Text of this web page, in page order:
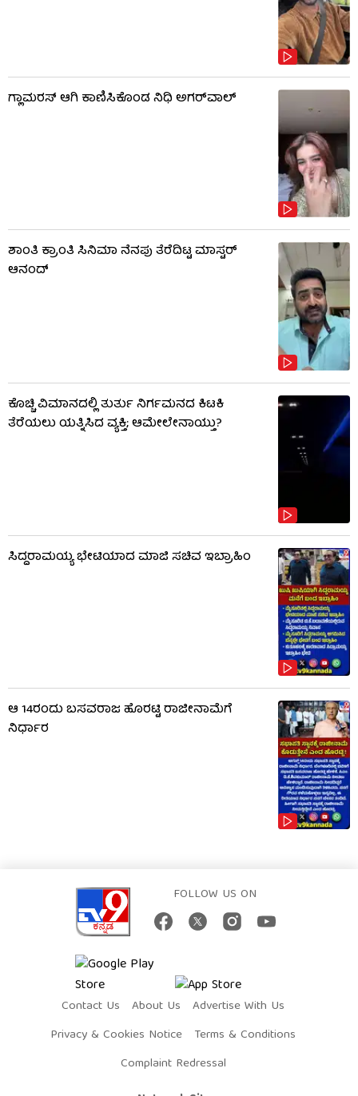
ಗ್ಲಾಮರಸ್ ಆಗಿ ಕಾಣಿಸಿಕೊಂಡ ನಿಧಿ ಅಗರ್​​ವಾಲ್
ಶಾಂತಿ ಕ್ರಾಂತಿ ಸಿನಿಮಾ ನೆನಪು ತೆರೆದಿಟ್ಟ ಮಾಸ್ಟರ್
ಆನಂದ್
ಕೊಚ್ಚಿ ವಿಮಾನದಲ್ಲಿ ತುರ್ತು ನಿರ್ಗಮನದ ಕಿಟಕಿ
ತೆರೆಯಲು ಯತ್ನಿಸಿದ ವ್ಯಕ್ತಿ; ಆಮೇಲೇನಾಯ್ತು?
ಸಿದ್ದರಾಮಯ್ಯ ಭೇಟಿಯಾದ ಮಾಜಿ ಸಚಿವ ಇಬ್ರಾಹಿಂ
ಆ 14ರಂದು ಬಸವರಾಜ ಹೊರಟ್ಟಿ ರಾಜೀನಾಮೆಗೆ
ನಿರ್ಧಾರ
FOLLOW US ON
Contact Us About Us
Advertise With Us
Privacy & Cookies Notice
Terms & Conditions
Complaint Redressal